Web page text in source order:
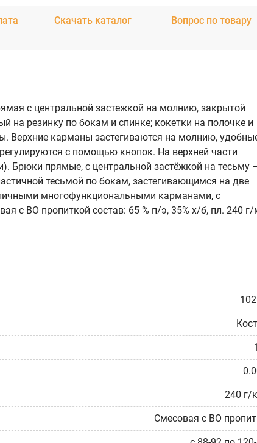
Скачать каталог Вопрос по товару
с центральной застежкой на молнию, закрытой
на резинку по бокам и спинке; кокетки на полочке и
Верхние карманы застегиваются на молнию,
с помощью кнопок. На верхней части
Брюки прямые, с центральной застёжкой на тесьму
тесьмой по бокам, застегивающимся на две
многофункциональными карманами, с
с ВО пропиткой состав: 65 % п/э, 35% х/б, пл. 240
240 г/
Смесовая с ВО